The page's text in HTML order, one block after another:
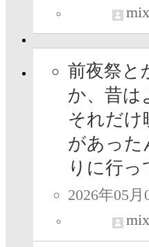
前夜祭と
か、昔は
それだけ
があった
りに行っ
2026年05月